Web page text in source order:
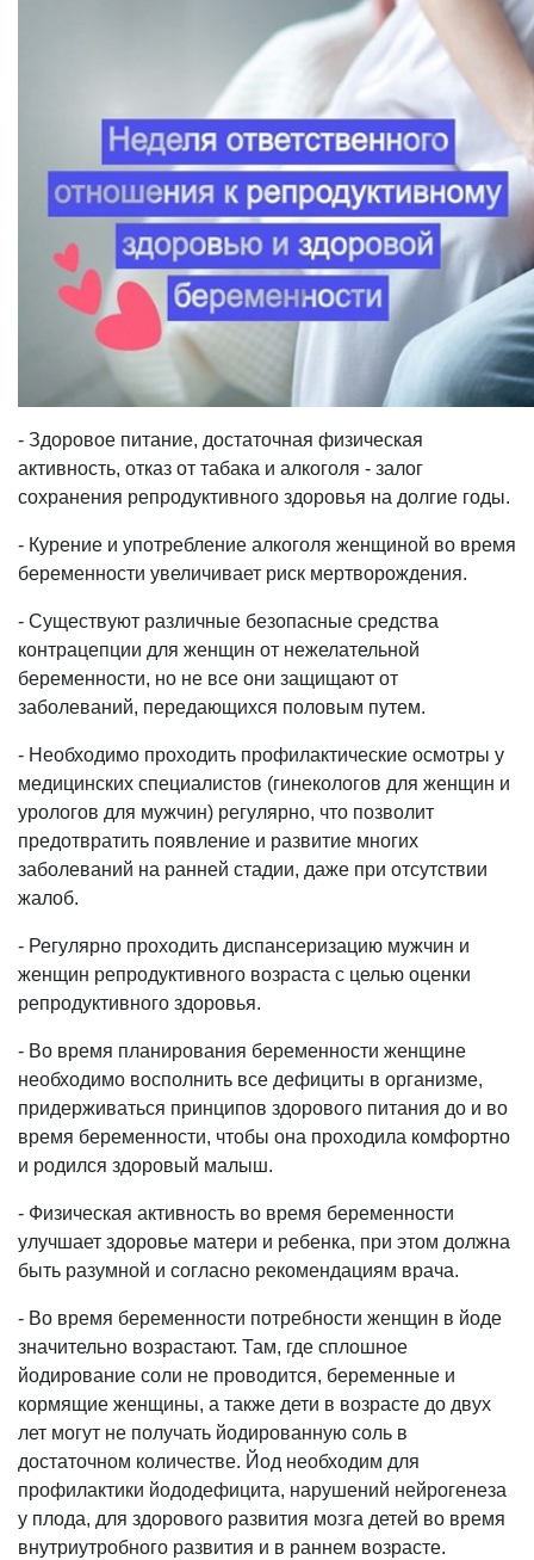
- Здоровое питание, достаточная физическая
активность, отказ от табака и алкоголя - залог
сохранения репродуктивного здоровья на долгие годы.
- Курение и употребление алкоголя женщиной во время
беременности увеличивает риск мертворождения.
- Существуют различные безопасные средства
контрацепции для женщин от нежелательной
беременности, но не все они защищают от
заболеваний, передающихся половым путем.
- Необходимо проходить профилактические осмотры у
медицинских специалистов (гинекологов для женщин и
урологов для мужчин) регулярно, что позволит
предотвратить появление и развитие многих
заболеваний на ранней стадии, даже при отсутствии
жалоб.
- Регулярно проходить диспансеризацию мужчин и
женщин репродуктивного возраста с целью оценки
репродуктивного здоровья.
- Во время планирования беременности женщине
необходимо восполнить все дефициты в организме,
придерживаться принципов здорового питания до и во
время беременности, чтобы она проходила комфортно
и родился здоровый малыш.
- Физическая активность во время беременности
улучшает здоровье матери и ребенка, при этом должна
быть разумной и согласно рекомендациям врача.
- Во время беременности потребности женщин в йоде
значительно возрастают. Там, где сплошное
йодирование соли не проводится, беременные и
кормящие женщины, а также дети в возрасте до двух
лет могут не получать йодированную соль в
достаточном количестве. Йод необходим для
профилактики йододефицита, нарушений нейрогенеза
у плода, для здорового развития мозга детей во время
внутриутробного развития и в раннем возрасте.